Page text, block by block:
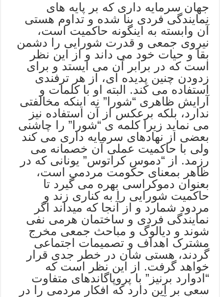
جهان سرمایه داری که بر پایه های
نمایندگی فردی بنا شده و تداوم هستی
آن وابسته به اینگونه حاکمیت است،
نیروی جمعی و قدرت شورایی را دشمن
بقا و حیات خود می داند و از این نظر
است که در برابر آن می ایستد و برای
زدودن چنین پدیده ای، از هر ترفندی
استفاده می کند. البته او با کلمات و
آرایش ظاهری “شورا” نه اینکه مخالفتی
ندارد، بلکه برعکس از آن استفاده نیز
می نماید زیرا کلمه ی “شورا” را چاشنی
بعضی از نهادهای سرمایه داری می کند
ولی با حاکمیت عملی آن خصمانه می
رزمد. از “دموس کراتوس” یونانی که در
ظاهر بمعنای حکومت مردمی است،
بعنوان دموکراسی بهره می گیرد تا
حاکمیت شورایی را به کناری زند و
مردود شمارد و از آنجا که میداند اگر
نمایندگی فردی و ساختمان هرمی نفی
شوند و دیالوگ و مباحث جمعی مخرج
مشترک اهداف و تصمیمات اجتماعی
گردند، هستی شان در خطر جدی قرار
خواهد گرفت. از این نظر است که
“ادوارد برنیز” با پروپاگاندهای متفاوت
سعی بر این دارد که افکار مردمی را در